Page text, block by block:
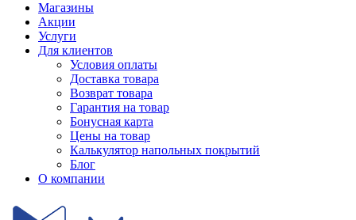
Магазины
Акции
Услуги
Для клиентов
Условия оплаты
Доставка товара
Возврат товара
Гарантия на товар
Бонусная карта
Цены на товар
Калькулятор напольных покрытий
Блог
О компании